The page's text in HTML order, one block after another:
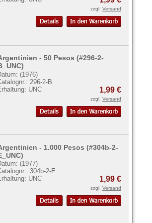
zzgl. Versand
- 50 Pesos (#296-2-
(1976)
296-2-B
UNC
1,99 €
zzgl. Versand
- 1.000 Pesos (#304b-2-
(1977)
304b-2-E
UNC
1,99 €
zzgl. Versand